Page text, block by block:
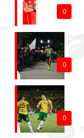
0
0
0